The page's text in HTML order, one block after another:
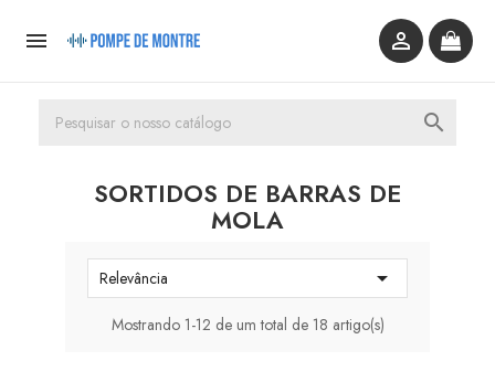
 

SORTIDOS DE BARRAS DE
MOLA
Relevância 
Mostrando 1-12 de um total de 18 artigo(s)